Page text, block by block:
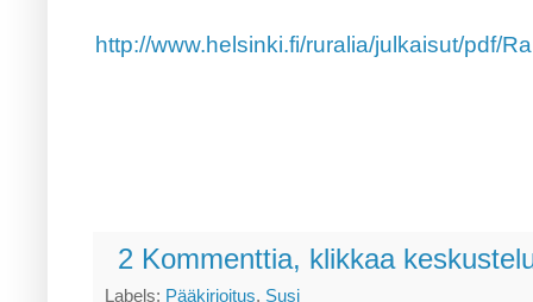
http://www.helsinki.fi/ruralia/julkaisut/pdf/
2 Kommenttia, klikkaa
Labels: Pääkirjoitus, Susi